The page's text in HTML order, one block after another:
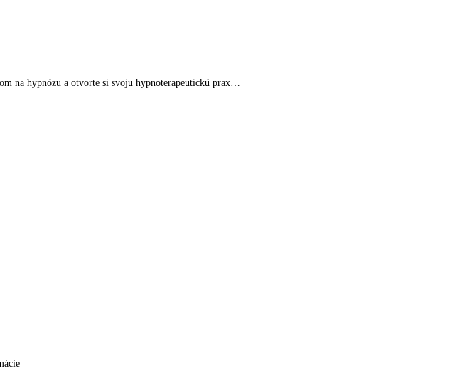
na hypnózu a otvorte si svoju hypnoterapeutickú prax…